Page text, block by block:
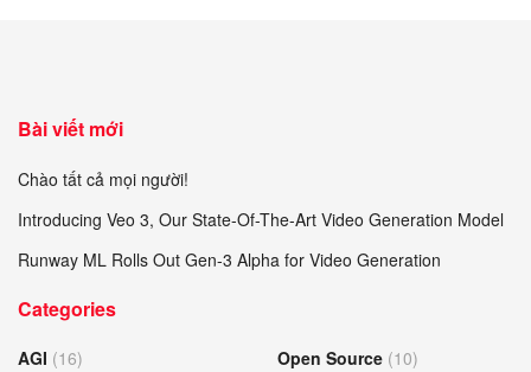
Bài viết mới
Chào tất cả mọi người!
Introducing Veo 3, Our State-Of-The-Art Video Generation Model
Runway ML Rolls Out Gen-3 Alpha for Video Generation
Categories
AGI (16)
Open Source (10)